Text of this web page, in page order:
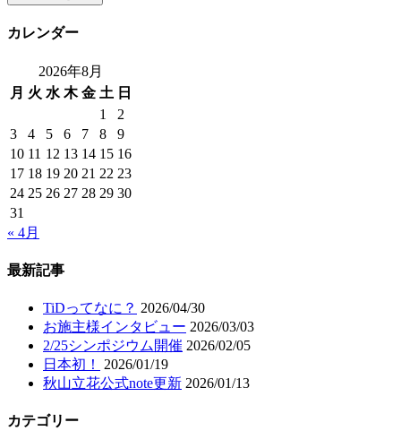
カレンダー
2026年8月
月 火 水 木 金 土 日
1
2
3
4 5 6 7 8
9
10 11 12 13 14 15 16
17 18 19 20 21 22 23
24 25 26 27 28 29 30
31
« 4月
最新記事
TiDってなに？ 2026/04/30
お施主様インタビュー 2026/03/03
2/25シンポジウム開催 2026/02/05
日本初！
2026/01/19
秋山立花公式note更新 2026/01/13
カテゴリー